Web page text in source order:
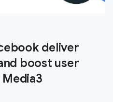
deliver
boost user